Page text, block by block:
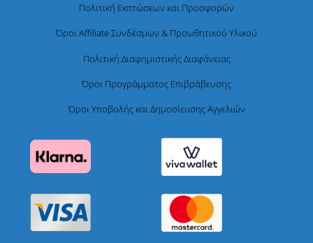
Πολιτική Εκπτώσεων και Προσφορών
Όροι Affiliate Συνδέσμων & Προωθητικού Υλικού
Πολιτική Διαφημιστικής Διαφάνειας
Όροι Προγράμματος Επιβράβευσης
Όροι Υποβολής και Δημοσίευσης Αγγελιών